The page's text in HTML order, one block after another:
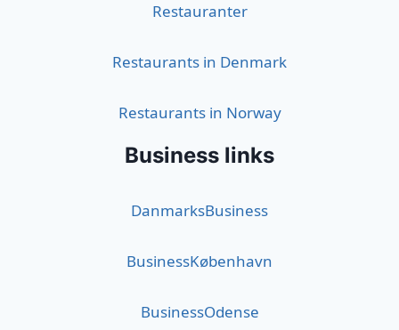
Restauranter
Restaurants in Denmark
Restaurants in Norway
Business links
DanmarksBusiness
BusinessKøbenhavn
BusinessOdense